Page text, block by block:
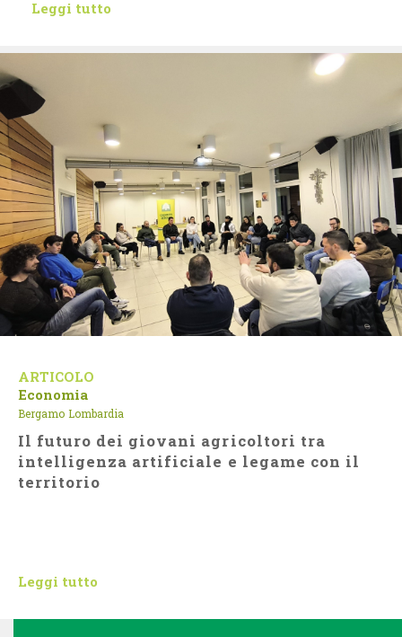
Leggi tutto
ARTICOLO
Economia
Bergamo Lombardia
Il futuro dei giovani agricoltori tra
intelligenza artificiale e legame con il
territorio
Leggi tutto